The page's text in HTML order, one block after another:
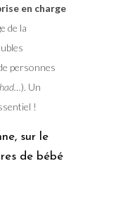
en charge
de la
personnes
). Un
!
sur le
de bébé